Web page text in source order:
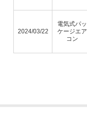
2024/03/22
電気式パッ
ケージエア
コン